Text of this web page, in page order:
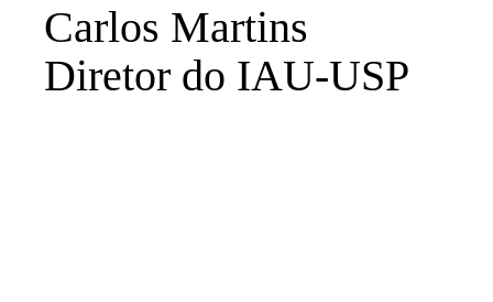
Carlos Martins
Diretor do IAU-USP